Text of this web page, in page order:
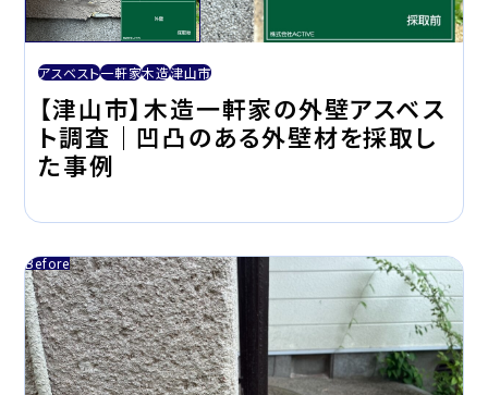
アスベスト一軒家木造津山市
【津山市】木造一軒家の外壁アスベス
ト調査｜凹凸のある外壁材を採取し
た事例